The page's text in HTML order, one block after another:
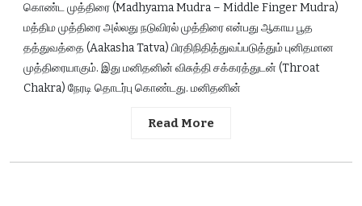
கொண்ட முத்திரை (Madhyama Mudra – Middle Finger Mudra)
மத்திம முத்திரை அல்லது நடுவிரல் முத்திரை என்பது ஆகாய பூத
தத்துவத்தை (Aakasha Tatva) பிரதிநிதித்துவப்படுத்தும் புனிதமான
முத்திரையாகும். இது மனிதனின் விசுத்தி சக்கரத்துடன் (Throat
Chakra) நேரடி தொடர்பு கொண்டது. மனிதனின்
Read More